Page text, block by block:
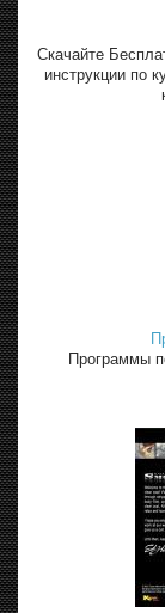
Скачайте
инструкции по
Программы